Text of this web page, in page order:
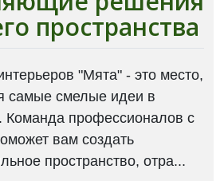
пространства
"Мята" - это место,
самые смелые идеи в
Команда профессионалов с
вам создать
пространство, отра...